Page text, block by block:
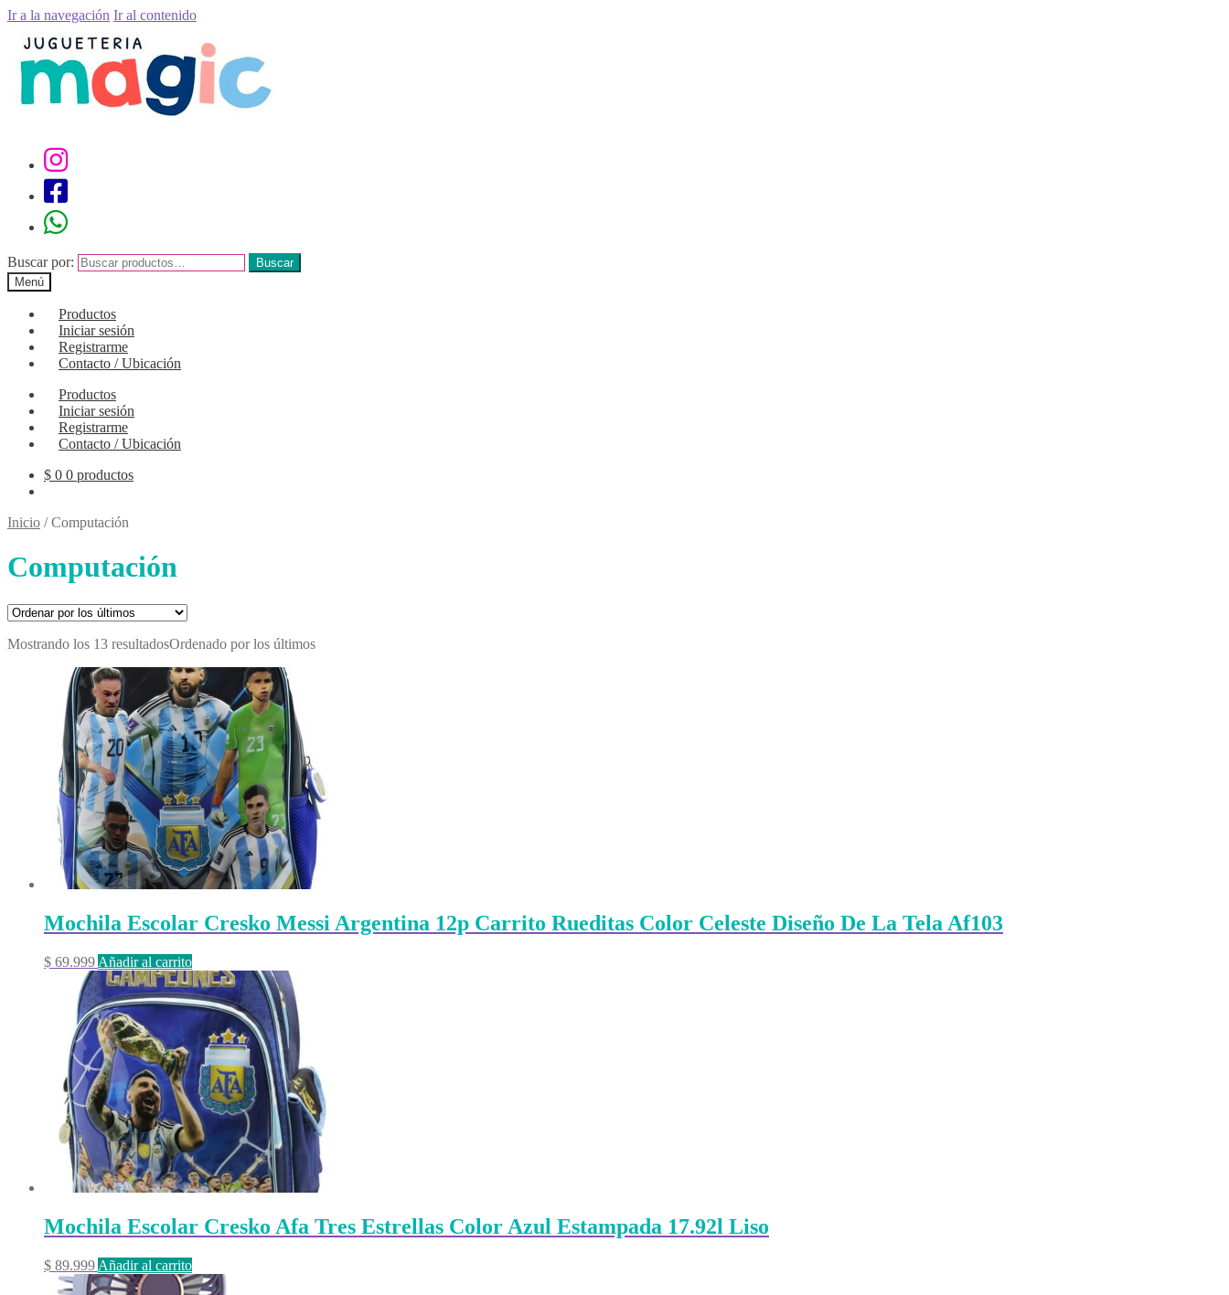
Ir a la navegación Ir al contenido
Buscar por:
Buscar
Menú
Productos
Iniciar sesión
Registrarme
Contacto / Ubicación
Productos
Iniciar sesión
Registrarme
Contacto / Ubicación
$ 0 0 productos
Inicio /Computación
Computación
Mostrando los 13 resultadosOrdenado por los últimos
Mochila Escolar Cresko Messi Argentina 12p Carrito Rueditas Color Celeste Diseño De La Tela Af103
$ 69.999 Añadir al carrito
Mochila Escolar Cresko Afa Tres Estrellas Color Azul Estampada 17.92l Liso
$ 89.999 Añadir al carrito